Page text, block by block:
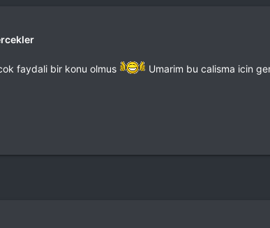
faydali bir konu olmus Umarim bu calisma icin